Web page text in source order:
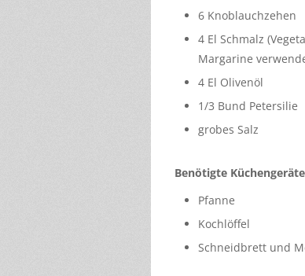
6 Knoblauchzehen
4 El Schmalz
Margarine
4 El Olivenöl
1/3 Bund Petersilie
grobes Salz
Benötigte Küchengeräte
Pfanne
Kochlöffel
Schneidbrett und